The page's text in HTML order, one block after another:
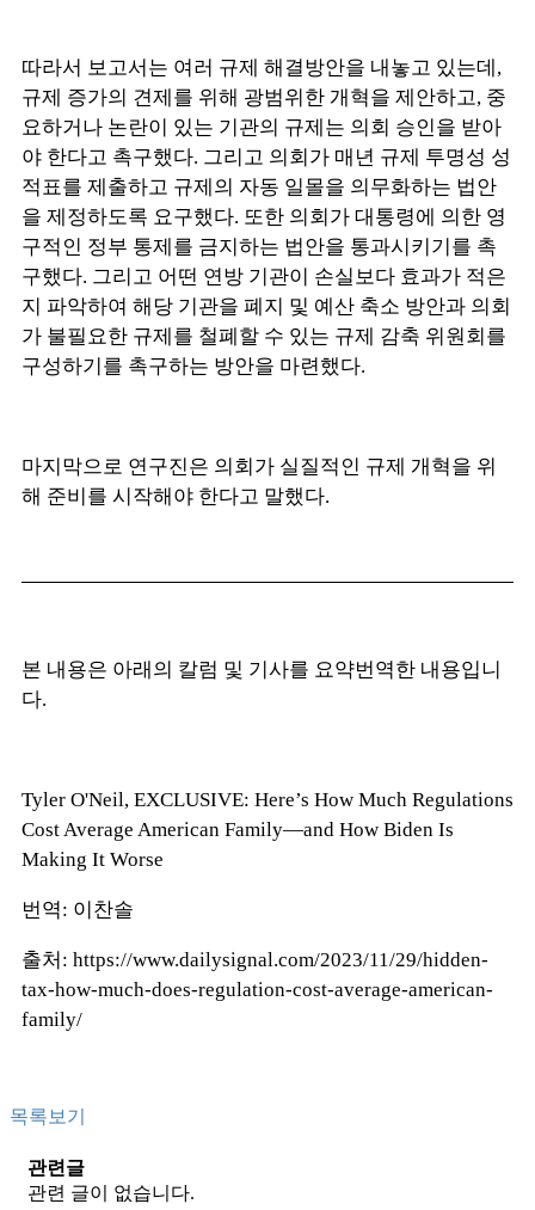
따라서 보고서는 여러 규제 해결방안을 내놓고 있는데,
규제 증가의 견제를 위해 광범위한 개혁을 제안하고, 중
요하거나 논란이 있는 기관의 규제는 의회 승인을 받아
야 한다고 촉구했다. 그리고 의회가 매년 규제 투명성 성
적표를 제출하고 규제의 자동 일몰을 의무화하는 법안
을 제정하도록 요구했다. 또한 의회가 대통령에 의한 영
구적인 정부 통제를 금지하는 법안을 통과시키기를 촉
구했다. 그리고 어떤 연방 기관이 손실보다 효과가 적은
지 파악하여 해당 기관을 폐지 및 예산 축소 방안과 의회
가 불필요한 규제를 철폐할 수 있는 규제 감축 위원회를
구성하기를 촉구하는 방안을 마련했다.
마지막으로 연구진은 의회가 실질적인 규제 개혁을 위
해 준비를 시작해야 한다고 말했다.
본 내용은 아래의 칼럼 및 기사를 요약번역한 내용입니
다.
Tyler O'Neil, EXCLUSIVE: Here’s How Much Regulations
Cost Average American Family—and How Biden Is
Making It Worse
번역: 이찬솔
출처: https://www.dailysignal.com/2023/11/29/hidden-
tax-how-much-does-regulation-cost-average-american-
family/
목록보기
관련글
관련 글이 없습니다.